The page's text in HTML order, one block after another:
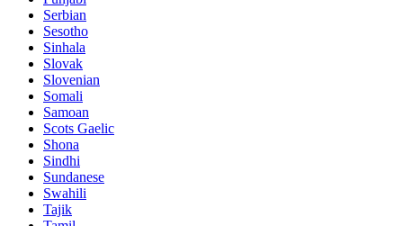
Serbian
Sesotho
Sinhala
Slovak
Slovenian
Somali
Samoan
Scots Gaelic
Shona
Sindhi
Sundanese
Swahili
Tajik